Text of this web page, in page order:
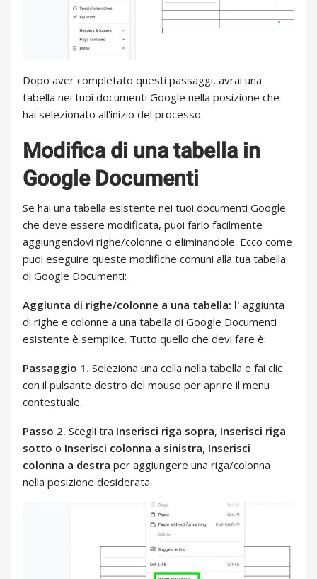
Dopo aver completato questi passaggi, avrai una
tabella nei tuoi documenti Google nella posizione che
hai selezionato all'inizio del processo.
Modifica di una tabella in
Google Documenti
Se hai una tabella esistente nei tuoi documenti Google
che deve essere modificata, puoi farlo facilmente
aggiungendovi righe/colonne o eliminandole. Ecco come
puoi eseguire queste modifiche comuni alla tua tabella
di Google Documenti:
Aggiunta di righe/colonne a una tabella: l' aggiunta
di righe e colonne a una tabella di Google Documenti
esistente è semplice. Tutto quello che devi fare è:
Passaggio 1. Seleziona una cella nella tabella e fai clic
con il pulsante destro del mouse per aprire il menu
contestuale.
Passo 2. Scegli tra Inserisci riga sopra, Inserisci riga
sotto o Inserisci colonna a sinistra, Inserisci
colonna a destra per aggiungere una riga/colonna
nella posizione desiderata.